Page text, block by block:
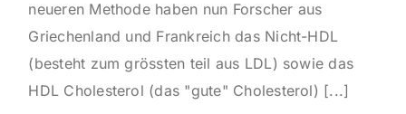
neueren Methode haben nun Forscher aus
Griechenland und Frankreich das Nicht-HDL
(besteht zum grössten teil aus LDL) sowie das
HDL Cholesterol (das "gute" Cholesterol) [...]